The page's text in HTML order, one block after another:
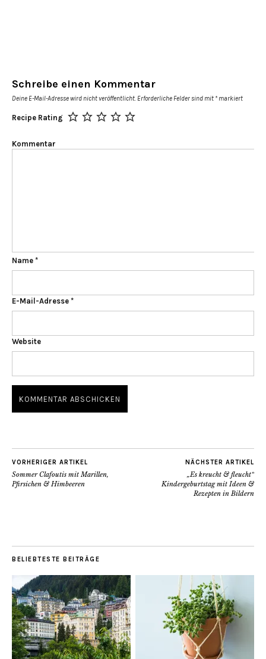
Schreibe einen Kommentar
Deine E-Mail-Adresse wird nicht veröffentlicht. Erforderliche Felder sind mit * markiert
Recipe Rating
Kommentar
Name *
E-Mail-Adresse *
Website
VORHERIGER ARTIKEL
Sommer Clafoutis mit Marillen,
Pfirsichen & Himbeeren
NÄCHSTER ARTIKEL
„Es kreucht & fleucht“
Kindergeburtstag mit Ideen &
Rezepten in Bildern
BELIEBTESTE BEITRÄGE